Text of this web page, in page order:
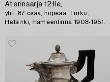
Aterinsarja 12:lle,
yht. 87 osaa, hopeaa, Turku,
Helsinki, Hämeenlinna 1908-1951.